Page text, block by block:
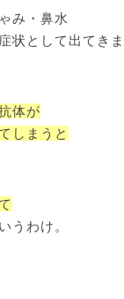
み・鼻水
状として出てきま
体が
しまうと
うわけ。